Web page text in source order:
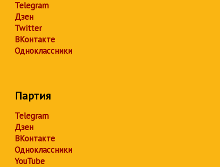
Telegram
Дзен
Twitter
ВКонтакте
Одноклассники
Партия
Telegram
Дзен
ВКонтакте
Одноклассники
YouTube